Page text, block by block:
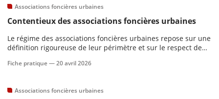
Associations foncières urbaines
Contentieux des associations foncières urbaines
Le régime des associations foncières urbaines repose sur une
définition rigoureuse de leur périmètre et sur le respect de
propriétaires, dont la méconnaissance est susceptible
Fiche pratique —20 avril 2026
Associations foncières urbaines